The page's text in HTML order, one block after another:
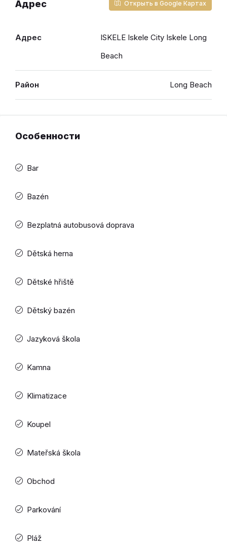
Адрес Открыть в Google Картах
Адрес
ISKELE Iskele City Iskele Long
Beach
Район Long Beach
Особенности
Bar
Bazén
Bezplatná autobusová doprava
Dětská herna
Dětské hřiště
Dětský bazén
Jazyková škola
Kamna
Klimatizace
Koupel
Mateřská škola
Obchod
Parkování
Pláž